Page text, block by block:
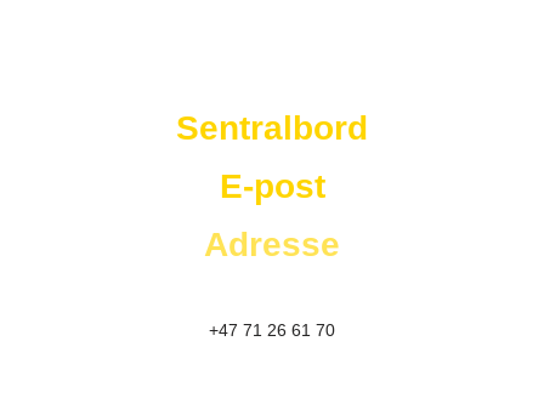
Sentralbord
E-post
Adresse
+47 71 26 61 70